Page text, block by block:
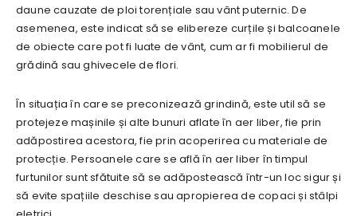
daune cauzate de ploi torențiale sau vânt puternic. De
asemenea, este indicat să se elibereze curțile și balcoanele
de obiecte care pot fi luate de vânt, cum ar fi mobilierul de
grădină sau ghivecele de flori.
În situația în care se preconizează grindină, este util să se
protejeze mașinile și alte bunuri aflate în aer liber, fie prin
adăpostirea acestora, fie prin acoperirea cu materiale de
protecție. Persoanele care se află în aer liber în timpul
furtunilor sunt sfătuite să se adăpostească într-un loc sigur și
să evite spațiile deschise sau apropierea de copaci și stâlpi